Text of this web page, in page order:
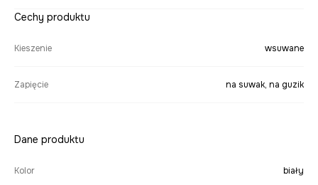
Cechy produktu
Kieszenie wsuwane
Zapięcie na suwak, na guzik
Dane produktu
Kolor biały